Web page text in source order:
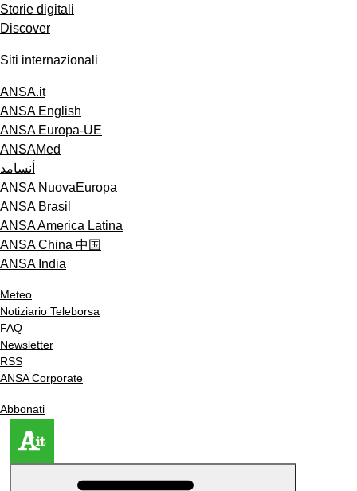
Storie digitali
Discover
Siti internazionali
ANSA.it
ANSA English
ANSA Europa-UE
ANSAMed
أنسامد
ANSA NuovaEuropa
ANSA Brasil
ANSA America Latina
ANSA China 中国
ANSA India
Meteo
Notiziario Teleborsa
FAQ
Newsletter
RSS
ANSA Corporate
Abbonati